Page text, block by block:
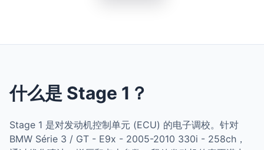
什么是 Stage 1？
Stage 1 是对发动机控制单元 (ECU) 的电子调校。针对
BMW Série 3 / GT - E9x - 2005-2010 330i - 258ch，